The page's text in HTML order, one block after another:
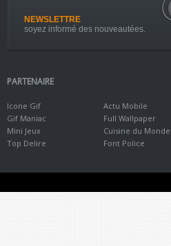
NEWSLETTRE
soyez informé des nouveautées.
PARTENAIRE
Icone Gif
Gif Maniac
Mini Jeux
Top Delire
Actu Mobile
Full Wallpaper
Cuisine du Monde
Font Police